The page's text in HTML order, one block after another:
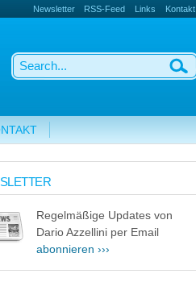
Newsletter RSS-Feed Links Kontakt
Regelmäßige Updates von
Dario Azzellini per Email
abonnieren ›››